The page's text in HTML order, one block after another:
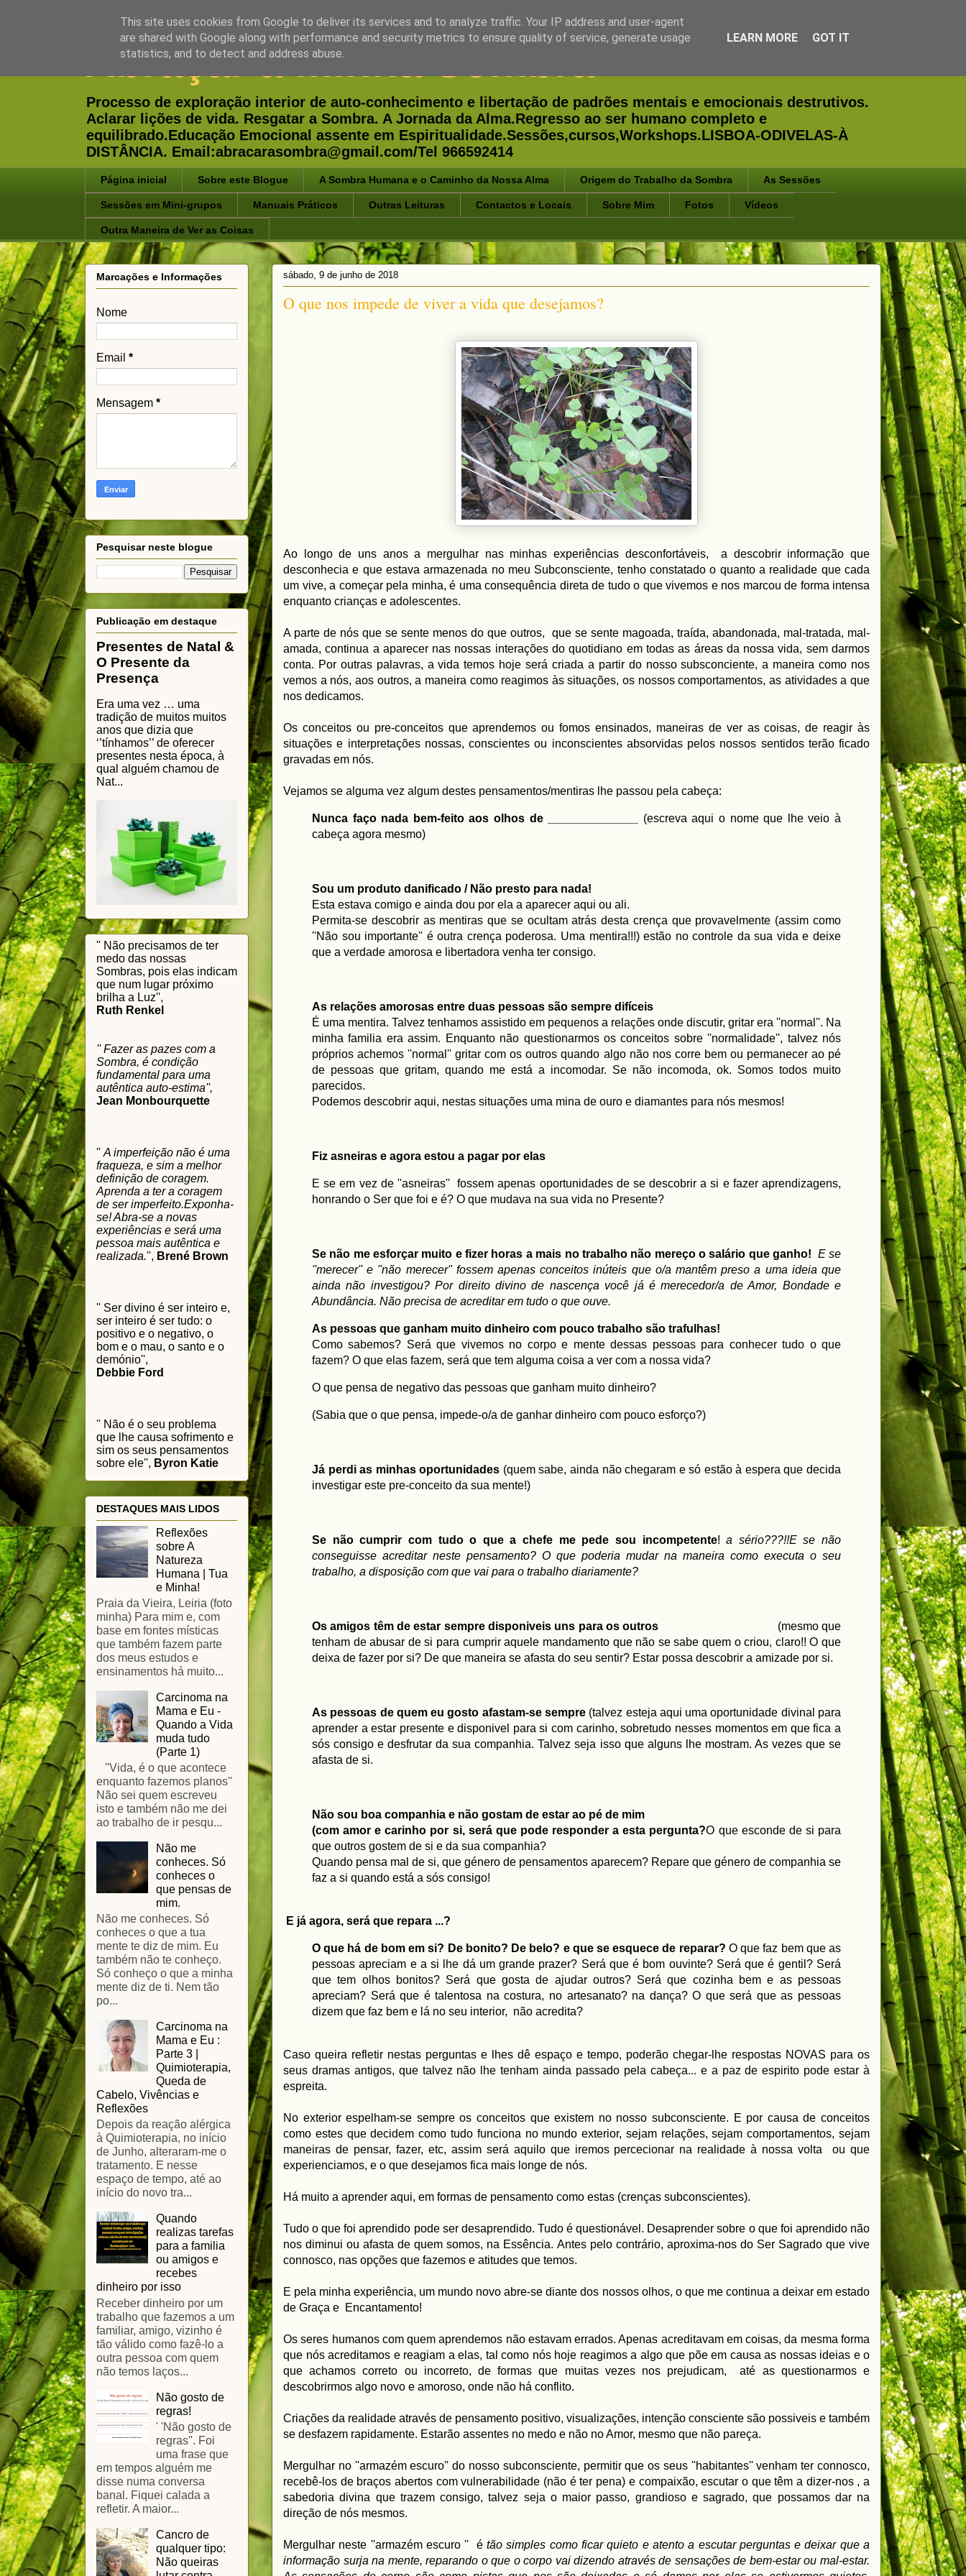
Abraçar a minha Sombra
Processo de exploração interior de auto-conhecimento e libertação de padrões mentais e emocionais destrutivos.
Aclarar lições de vida. Resgatar a Sombra. A Jornada da Alma.Regresso ao ser humano completo e
equilibrado.Educação Emocional assente em Espiritualidade.Sessões,cursos,Workshops.LISBOA-ODIVELAS-À
DISTÂNCIA. Email:abracarasombra@gmail.com/Tel 966592414
Página inicial Sobre este Blogue A Sombra Humana e o Caminho da Nossa Alma Origem do Trabalho da Sombra As Sessões
Sessões em Mini-grupos Manuais Práticos Outras Leituras Contactos e Locais Sobre Mim Fotos Vídeos
Outra Maneira de Ver as Coisas
sábado, 9 de junho de 2018
O que nos impede de viver a vida que desejamos?
Ao longo de uns anos a mergulhar nas minhas experiências desconfortáveis, a descobrir informação que
desconhecia e que estava armazenada no meu Subconsciente, tenho constatado o quanto a realidade que cada
um vive, a começar pela minha, é uma consequência direta de tudo o que vivemos e nos marcou de forma intensa
enquanto crianças e adolescentes.
A parte de nós que se sente menos do que outros, que se sente magoada, traída, abandonada, mal-tratada, mal-
amada, continua a aparecer nas nossas interações do quotidiano em todas as áreas da nossa vida, sem darmos
conta. Por outras palavras, a vida temos hoje será criada a partir do nosso subsconciente, a maneira como nos
vemos a nós, aos outros, a maneira como reagimos às situações, os nossos comportamentos, as atividades a que
nos dedicamos.
Os conceitos ou pre-conceitos que aprendemos ou fomos ensinados, maneiras de ver as coisas, de reagir às
situações e interpretações nossas, conscientes ou inconscientes absorvidas pelos nossos sentidos terão ficado
gravadas em nós.
Vejamos se alguma vez algum destes pensamentos/mentiras lhe passou pela cabeça:
Nunca faço nada bem-feito aos olhos de ______________
(escreva aqui o nome que lhe veio à
cabeça agora mesmo)
Sou um produto danificado / Não presto para nada!
Esta estava comigo e ainda dou por ela a aparecer aqui ou ali.
Permita-se descobrir as mentiras que se ocultam atrás desta crença que provavelmente (assim como
''Não sou importante'' é outra crença poderosa. Uma mentira!!!) estão no controle da sua vida e deixe
que a verdade amorosa e libertadora venha ter consigo.
As relações amorosas entre duas pessoas são sempre difíceis
É uma mentira. Talvez tenhamos assistido em pequenos a relações onde discutir, gritar era ''normal''. Na
minha familia era assim. Enquanto não questionarmos os conceitos sobre ''normalidade'', talvez nós
próprios achemos ''normal'' gritar com os outros quando algo não nos corre bem ou permanecer ao pé
de pessoas que gritam, quando me está a incomodar. Se não incomoda, ok. Somos todos muito
parecidos.
Podemos descobrir aqui, nestas situações uma mina de ouro e diamantes para nós mesmos!
Fiz asneiras e agora estou a pagar por elas
E se em vez de ''asneiras'' fossem apenas oportunidades de se descobrir a si e fazer aprendizagens,
honrando o Ser que foi e é? O que mudava na sua vida no Presente?
Se não me esforçar muito e fizer horas a mais no trabalho não mereço o salário que ganho! E se
''merecer'' e ''não merecer'' fossem apenas conceitos inúteis que o/a mantêm preso a uma ideia que
ainda não investigou? Por direito divino de nascença você já é merecedor/a de Amor, Bondade e
Abundância. Não precisa de acreditar em tudo o que ouve.
As pessoas que ganham muito dinheiro com pouco trabalho são trafulhas!
Como sabemos? Será que vivemos no corpo e mente dessas pessoas para conhecer tudo o que
fazem? O que elas fazem, será que tem alguma coisa a ver com a nossa vida?
O que pensa de negativo das pessoas que ganham muito dinheiro?
(Sabia que o que pensa, impede-o/a de ganhar dinheiro com pouco esforço?)
Já perdi as minhas oportunidades (quem sabe, ainda não chegaram e só estão à espera que decida
investigar este pre-conceito da sua mente!)
Se não cumprir com tudo o que a chefe me pede sou incompetente!a sério???!!E se não
conseguisse acreditar neste pensamento? O que poderia mudar na maneira como executa o seu
trabalho, a disposição com que vai para o trabalho diariamente?
Os amigos têm de estar sempre disponiveis uns para os outros
(mesmo que
tenham de abusar de si para cumprir aquele mandamento que não se sabe quem o criou, claro!! O que
deixa de fazer por si? De que maneira se afasta do seu sentir? Estar possa descobrir a amizade por si.
As pessoas de quem eu gosto afastam-se sempre (talvez esteja aqui uma oportunidade divinal para
aprender a estar presente e disponivel para si com carinho, sobretudo nesses momentos em que fica a
sós consigo e desfrutar da sua companhia. Talvez seja isso que alguns lhe mostram. As vezes que se
afasta de si.
Não sou boa companhia e não gostam de estar ao pé de mim
(com amor e carinho por si, será que pode responder a esta pergunta?O que esconde de si para
que outros gostem de si e da sua companhia?
Quando pensa mal de si, que género de pensamentos aparecem? Repare que género de companhia se
faz a si quando está a sós consigo!
E já agora, será que repara ...?
O que há de bom em si? De bonito? De belo? e que se esquece de reparar? O que faz bem que as
pessoas apreciam e a si lhe dá um grande prazer? Será que é bom ouvinte? Será que é gentil? Será
que tem olhos bonitos? Será que gosta de ajudar outros? Será que cozinha bem e as pessoas
apreciam? Será que é talentosa na costura, no artesanato? na dança? O que será que as pessoas
dizem que faz bem e lá no seu interior, não acredita?
Caso queira refletir nestas perguntas e lhes dê espaço e tempo, poderão chegar-lhe respostas NOVAS para os
seus dramas antigos, que talvez não lhe tenham ainda passado pela cabeça... e a paz de espirito pode estar à
espreita.
No exterior espelham-se sempre os conceitos que existem no nosso subconsciente. E por causa de conceitos
como estes que decidem como tudo funciona no mundo exterior, sejam relações, sejam comportamentos, sejam
maneiras de pensar, fazer, etc, assim será aquilo que iremos percecionar na realidade à nossa volta ou que
experienciamos, e o que desejamos fica mais longe de nós.
Há muito a aprender aqui, em formas de pensamento como estas (crenças subconscientes).
Tudo o que foi aprendido pode ser desaprendido. Tudo é questionável. Desaprender sobre o que foi aprendido não
nos diminui ou afasta de quem somos, na Essência. Antes pelo contrário, aproxima-nos do Ser Sagrado que vive
connosco, nas opções que fazemos e atitudes que temos.
E pela minha experiência, um mundo novo abre-se diante dos nossos olhos, o que me continua a deixar em estado
de Graça e Encantamento!
Os seres humanos com quem aprendemos não estavam errados. Apenas acreditavam em coisas, da mesma forma
que nós acreditamos e reagiam a elas, tal como nós hoje reagimos a algo que põe em causa as nossas ideias e o
que achamos correto ou incorreto, de formas que muitas vezes nos prejudicam, até as questionarmos e
descobrirmos algo novo e amoroso, onde não há conflito.
Criações da realidade através de pensamento positivo, visualizações, intenção consciente são possiveis e também
se desfazem rapidamente. Estarão assentes no medo e não no Amor, mesmo que não pareça.
Mergulhar no ''armazém escuro'' do nosso subconsciente, permitir que os seus ''habitantes'' venham ter connosco,
recebê-los de braços abertos com vulnerabilidade (não é ter pena) e compaixão, escutar o que têm a dizer-nos , a
sabedoria divina que trazem consigo, talvez seja o maior passo, grandioso e sagrado, que possamos dar na
direção de nós mesmos.
Mergulhar neste ''armazém escuro '' étão simples como ficar quieto e atento a escutar perguntas e deixar que a
informação surja na mente, reparando o que o corpo vai dizendo através de sensações de bem-estar ou mal-estar.
Marcações e Informações
Nome
Email *
Mensagem *
Pesquisar neste blogue
Publicação em destaque
Presentes de Natal &
O Presente da
Presença
Era uma vez … uma
tradição de muitos muitos
anos que dizia que
‘’tínhamos’’ de oferecer
presentes nesta época, à
qual alguém chamou de
Nat...
'' Não precisamos de ter
medo das nossas
Sombras, pois elas indicam
que num lugar próximo
brilha a Luz'',
Ruth Renkel
'' Fazer as pazes com a
Sombra, é condição
fundamental para uma
autêntica auto-estima'',
Jean Monbourquette
'' A imperfeição não é uma
fraqueza, e sim a melhor
definição de coragem.
Aprenda a ter a coragem
de ser imperfeito.Exponha-
se! Abra-se a novas
experiências e será uma
pessoa mais autêntica e
realizada.'', Brené Brown
'' Ser divino é ser inteiro e,
ser inteiro é ser tudo: o
positivo e o negativo, o
bom e o mau, o santo e o
demónio'',
Debbie Ford
'' Não é o seu problema
que lhe causa sofrimento e
sim os seus pensamentos
sobre ele'', Byron Katie
DESTAQUES MAIS LIDOS
Reflexões
sobre A
Natureza
Humana | Tua
e Minha!
Praia da Vieira, Leiria (foto
minha) Para mim e, com
base em fontes místicas
que também fazem parte
dos meus estudos e
ensinamentos há muito...
Carcinoma na
Mama e Eu -
Quando a Vida
muda tudo
(Parte 1)
''Vida, é o que acontece
enquanto fazemos planos''
Não sei quem escreveu
isto e também não me dei
ao trabalho de ir pesqu...
Não me
conheces. Só
conheces o
que pensas de
mim.
Não me conheces. Só
conheces o que a tua
mente te diz de mim. Eu
também não te conheço.
Só conheço o que a minha
mente diz de ti. Nem tão
po...
Carcinoma na
Mama e Eu :
Parte 3 |
Quimioterapia,
Queda de
Cabelo, Vivências e
Reflexões
Depois da reação alérgica
à Quimioterapia, no início
de Junho, alteraram-me o
tratamento. E nesse
espaço de tempo, até ao
início do novo tra...
Quando
realizas tarefas
para a familia
ou amigos e
recebes
dinheiro por isso
Receber dinheiro por um
trabalho que fazemos a um
familiar, amigo, vizinho é
tão válido como fazê-lo a
outra pessoa com quem
não temos laços...
Não gosto de
regras!
' 'Não gosto de
regras''. Foi
uma frase que
em tempos alguém me
disse numa conversa
banal. Fiquei calada a
refletir. A maior...
Cancro de
qualquer tipo:
Não queiras
This site uses cookies from Google to deliver its services and to analyze traffic. Your IP address and user-agent
are shared with Google along with performance and security metrics to ensure quality of service, generate usage
statistics, and to detect and address abuse.
LEARN MORE GOT IT